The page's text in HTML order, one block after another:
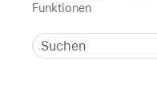
Funktionen